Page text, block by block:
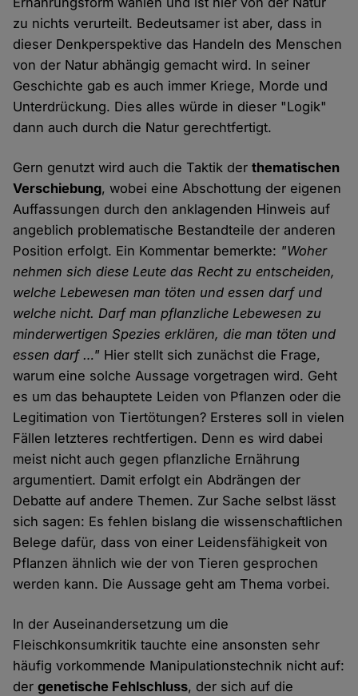
zu nichts verurteilt. Bedeutsamer ist aber, dass in
dieser Denkperspektive das Handeln des Menschen
von der Natur abhängig gemacht wird. In seiner
Geschichte gab es auch immer Kriege, Morde und
Unterdrückung. Dies alles würde in dieser "Logik"
dann auch durch die Natur gerechtfertigt.
Gern genutzt wird auch die Taktik derthematischen
Verschiebung, wobei eine Abschottung der eigenen
Auffassungen durch den anklagenden Hinweis auf
angeblich problematische Bestandteile der anderen
Position erfolgt. Ein Kommentar bemerkte: "Woher
nehmen sich diese Leute das Recht zu entscheiden,
welche Lebewesen man töten und essen darf und
welche nicht. Darf man pflanzliche Lebewesen zu
minderwertigen Spezies erklären, die man töten und
essen darf …" Hier stellt sich zunächst die Frage,
warum eine solche Aussage vorgetragen wird. Geht
es um das behauptete Leiden von Pflanzen oder die
Legitimation von Tiertötungen? Ersteres soll in vielen
Fällen letzteres rechtfertigen. Denn es wird dabei
meist nicht auch gegen pflanzliche Ernährung
argumentiert. Damit erfolgt ein Abdrängen der
Debatte auf andere Themen. Zur Sache selbst lässt
sich sagen: Es fehlen bislang die wissenschaftlichen
Belege dafür, dass von einer Leidensfähigkeit von
Pflanzen ähnlich wie der von Tieren gesprochen
werden kann. Die Aussage geht am Thema vorbei.
In der Auseinandersetzung um die
Fleischkonsumkritik tauchte eine ansonsten sehr
häufig vorkommende Manipulationstechnik nicht auf:
dergenetische Fehlschluss, der sich auf die